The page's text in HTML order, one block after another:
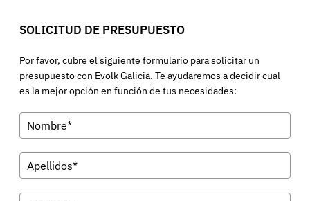
SOLICITUD DE PRESUPUESTO
Por favor, cubre el siguiente formulario para solicitar un
presupuesto con Evolk Galicia. Te ayudaremos a decidir cual
es la mejor opción en función de tus necesidades: